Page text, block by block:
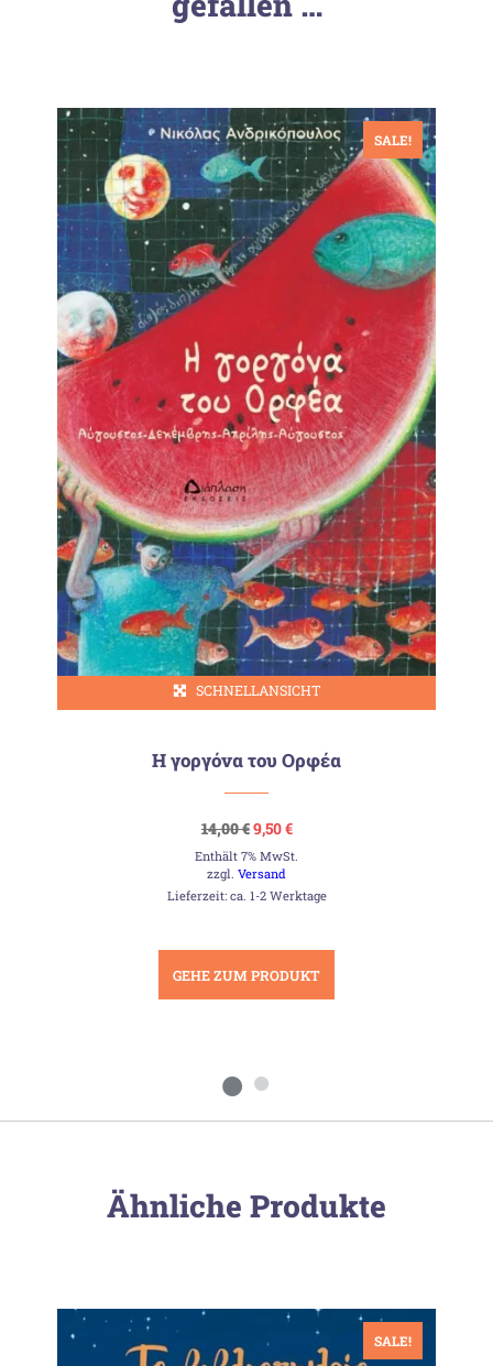
SALE!
SCHNELLANSICHT
Η γοργόνα του Ορφέα
14,00€Ursprünglicher
Preis
war:
14,00 €
9,50€Aktueller
ist:
Enthält 7% MwSt.
zzgl.Versand
Lieferzeit: ca. 1-2 Werktage
GEHE ZUM PRODUKT
Ähnliche Produkte
SALE!